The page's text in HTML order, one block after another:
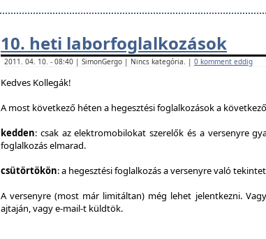
10. heti laborfoglalkozások
2011. 04. 10. - 08:40 | SimonGergo | Nincs kategória. | 0 komment eddig
Kedves Kollegák!
A most következő héten a hegesztési foglalkozások a
kedden: csak az elektromobilokat szerelők és a versenyre
foglalkozás elmarad.
csütörtökön: a hegesztési foglalkozás a versenyre való
A versenyre (most már limitáltan) még lehet jelentkezni.
ajtaján, vagy e-mail-t küldtök.